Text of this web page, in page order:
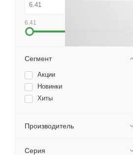
6.41
Сегмент
Акции
Новинки
Хиты
Производитель
Серия